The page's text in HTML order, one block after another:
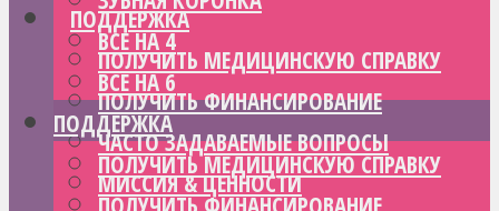
ПОДДЕРЖКА
ПОЛУЧИТЬ МЕДИЦИНСКУЮ СПРАВКУ
ПОЛУЧИТЬ ФИНАНСИРОВАНИЕ
ЧАСТО ЗАДАВАЕМЫЕ ВОПРОСЫ
МИССИЯ & ЦЕННОСТИ
ВСЕ НА 4
ВСЕ НА 6
ПОДДЕРЖКА
ПОЛУЧИТЬ МЕДИЦИНСКУЮ СПРАВКУ